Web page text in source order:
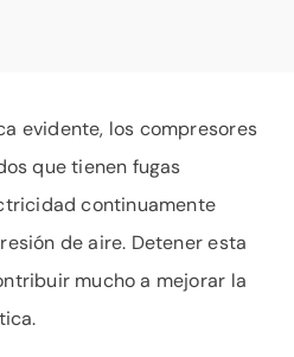
evidente, los compresores
que tienen fugas
continuamente
de aire. Detener esta
mucho a mejorar la